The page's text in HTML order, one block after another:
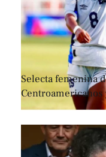
Selecta femenina
Centroamericanos